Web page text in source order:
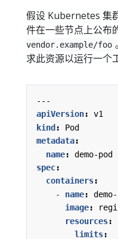
假设 Kubernetes 集
件在一些节点上公布
vendor.example/foo
求此资源以运行一个
---
apiVersion:
v1
kind :
Pod
metadata:
name:
demo-pod
spec:
containers:
- name:
image:
resources:
limits: